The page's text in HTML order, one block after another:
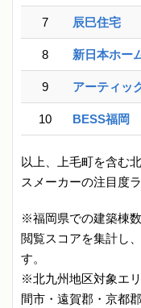
7 辰巳住宅
8 新日本ホー
9 アーティッ
10 BESS福岡
以上、上毛町を含む
スメーカーの注目度
※福岡県での建築棟
閲覧スコアを集計し
す。
※北九州地区対象エ
間市・遠賀郡・京都